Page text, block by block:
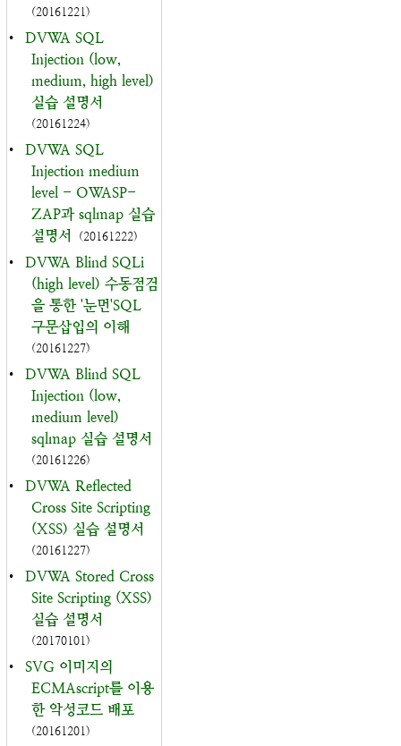
(20161221)
•
DVWA SQL
Injection (low,
medium, high level)
실습 설명서
(20161224)
•
DVWA SQL
Injection medium
level - OWASP-
ZAP과 sqlmap 실습
설명서
(20161222)
•
DVWA Blind SQLi
(high level) 수동점검
을 통한 '눈먼'SQL
구문삽입의 이해
(20161227)
•
DVWA Blind SQL
Injection (low,
medium level)
sqlmap 실습 설명서
(20161226)
•
DVWA Reflected
Cross Site Scripting
(XSS) 실습 설명서
(20161227)
•
DVWA Stored Cross
Site Scripting (XSS)
실습 설명서
(20170101)
•
SVG 이미지의
ECMAscript를 이용
한 악성코드 배포
(20161201)